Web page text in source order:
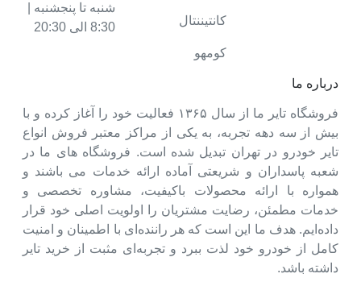
درباره ما
فروشگاه تایر ما از سال ۱۳۶۵ فعالیت خود را آغاز کرده و با
بیش از سه دهه تجربه، به یکی از مراکز معتبر فروش انواع
تایر خودرو در تهران تبدیل شده است. فروشگاه های ما در
شعبه پاسداران و شریعتی آماده ارائه خدمات می باشند و
همواره با ارائه محصولات باکیفیت، مشاوره تخصصی و
خدمات مطمئن، رضایت مشتریان را اولویت اصلی خود قرار
داده‌ایم. هدف ما این است که هر راننده‌ای با اطمینان و امنیت
کامل از خودرو خود لذت ببرد و تجربه‌ای مثبت از خرید تایر
داشته باشد.
کانتیننتال
کومهو
شنبه تا پنجشنبه |
8:30 الی 20:30